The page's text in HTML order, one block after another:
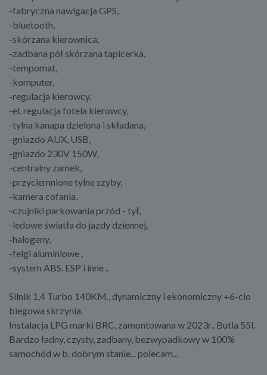
-fabryczna nawigacja GPS,
-bluetooth,
-skórzana kierownica,
-zadbana pół skórzana tapicerka,
-tempomat,
-komputer,
-regulacja kierowcy,
-el. regulacja fotela kierowcy,
-tylna kanapa dzielona i składana,
-gniazdo AUX, USB,
-gniazdo 230V 150W,
-centralny zamek,
-przyciemnione tylne szyby,
-kamera cofania,
-czujniki parkowania przód - tył,
-ledowe światła do jazdy dziennej,
-halogeny,
-felgi aluminiowe ,
-system ABS, ESP i inne ..
Silnik 1,4 Turbo 140KM., dynamiczny i ekonomiczny +6-cio
biegowa skrzynia.
Instalacja LPG marki BRC, zamontowana w 2023r.. Butla 55l.
Bardzo ładny, czysty, zadbany, bezwypadkowy w 100%
samochód w b. dobrym stanie... polecam...